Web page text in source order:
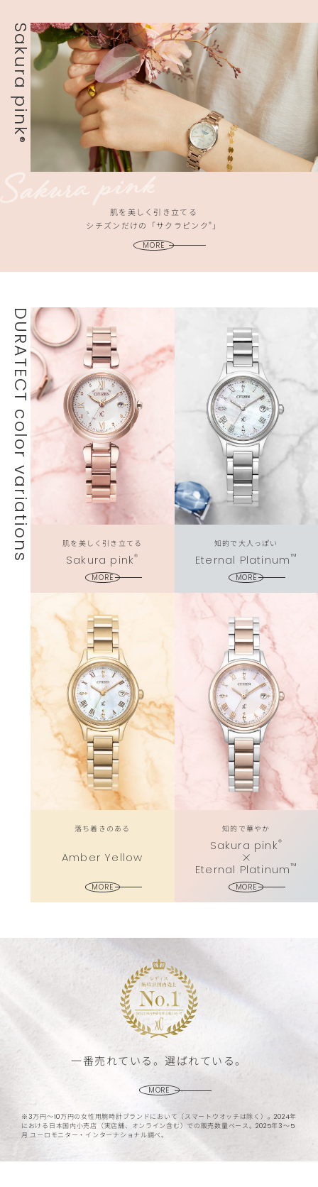
Sakura pink
®
肌を美しく引き立てる
シチズンだけの「サクラピンク® 」
MORE
DURATECT color variations 肌を美しく引き立てる
Sakura pink®
MORE
知的で大人っぽい
Eternal Platinum™
MORE
落ち着きのある
Amber Yellow
MORE
知的で華やか
Sakura pink®
Eternal Platinum™
MORE
一番売れている。選ばれている。
MORE
※3万円〜10万円の女性用腕時計ブランドにおいて（スマートウオッチは除く）。2024年
における日本国内小売店（実店舗、オンライン含む）での販売数量ベース。2025年3〜5
月 ユーロモニター・インターナショナル調べ。